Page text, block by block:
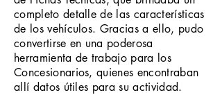
completo detalle de las características
de los vehículos. Gracias a ello, pudo
convertirse en una poderosa
herramienta de trabajo para los
Concesionarios, quienes encontraban
allí datos útiles para su actividad.